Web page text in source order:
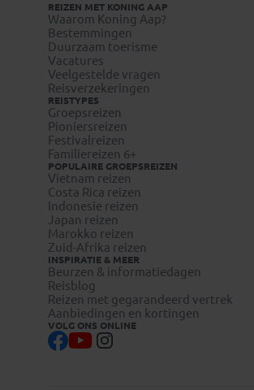
REIZEN MET KONING AAP
Waarom Koning Aap?
Bestemmingen
Duurzaam toerisme
Vacatures
Veelgestelde vragen
Reisverzekeringen
REISTYPES
Groepsreizen
Pioniersreizen
Festivalreizen
Familiereizen 6+
POPULAIRE GROEPSREIZEN
Vietnam reizen
Costa Rica reizen
Indonesie reizen
Japan reizen
Marokko reizen
Zuid-Afrika reizen
INSPIRATIE & MEER
Beurzen & informatiedagen
Reisblog
Reizen met gegarandeerd vertrek
Aanbiedingen en kortingen
VOLG ONS ONLINE